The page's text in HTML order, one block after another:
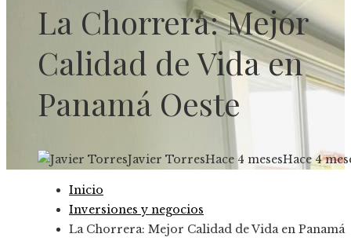
La Chorrera: Mejor
Calidad de Vida en
Panamá Oeste
Javier TorresHace 4 mesesHace 4
Inicio
Inversiones y negocios
La Chorrera: Mejor Calidad de Vida en Panamá